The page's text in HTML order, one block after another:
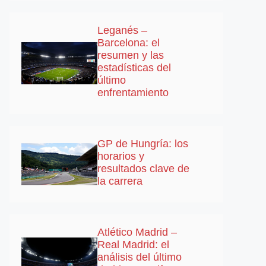
Leganés –
Barcelona: el
resumen y las
estadísticas del
último
enfrentamiento
GP de Hungría: los
horarios y
resultados clave de
la carrera
Atlético Madrid –
Real Madrid: el
análisis del último